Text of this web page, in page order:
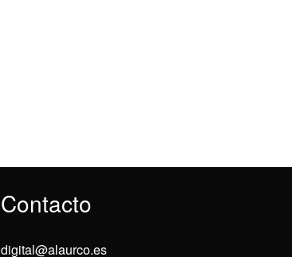
Contacto
digital@alaurco.es